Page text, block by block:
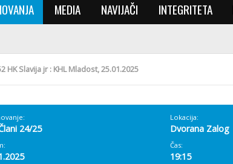
MEDIA NAVIJAČI INTEGRITETA
HK Slavija jr : KHL Mladost, 25.01.2025
24/25
Lokacija:
Dvorana Zalog
Čas:
19:15